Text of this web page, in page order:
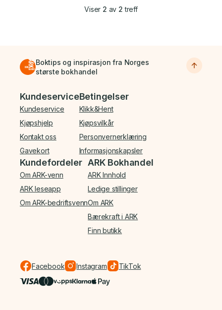
Viser 2 av 2 treff
Boktips og inspirasjon fra Norges
største bokhandel
Bunnmeny
Kundeservice
Kundeservice
Kjøpshjelp
Kontakt oss
Gavekort
Betingelser
Klikk&Hent
Kjøpsvilkår
Personvernerklæring
Informasjonskapsler
Kundefordeler
Om ARK-venn
ARK leseapp
Om ARK-bedriftsvenn
ARK Bokhandel
ARK Innhold
Ledige stillinger
Om ARK
Bærekraft i ARK
Finn butikk
Facebook Instagram TikTok